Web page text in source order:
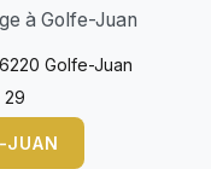
à Golfe-Juan
Golfe-Juan
29
JUAN